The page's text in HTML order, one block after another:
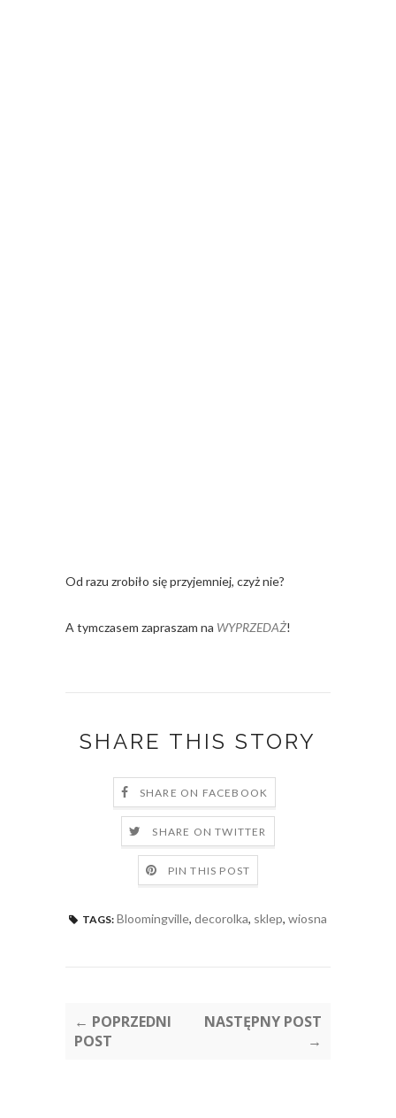
Od razu zrobiło się przyjemniej, czyż nie?
A tymczasem zapraszam na WYPRZEDAŻ!
SHARE THIS STORY
SHARE ON FACEBOOK
SHARE ON TWITTER
PIN THIS POST
TAGS: Bloomingville, decorolka, sklep, wiosna
← POPRZEDNI
POST
NASTĘPNY POST
→